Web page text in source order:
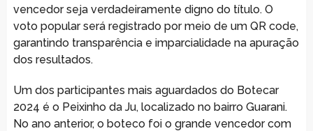
vencedor seja verdadeiramente digno do título. O
voto popular será registrado por meio de um QR code,
garantindo transparência e imparcialidade na apuração
dos resultados.
Um dos participantes mais aguardados do Botecar
2024 é o Peixinho da Ju, localizado no bairro Guarani.
No ano anterior, o boteco foi o grande vencedor com